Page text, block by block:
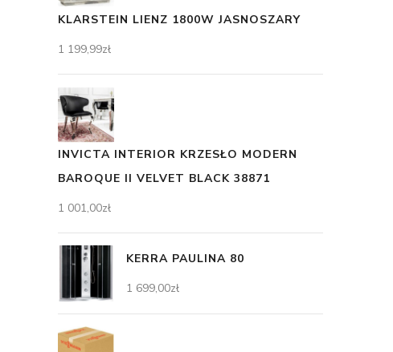
KLARSTEIN LIENZ 1800W JASNOSZARY
1 199,99zł
INVICTA INTERIOR KRZESŁO MODERN
BAROQUE II VELVET BLACK 38871
1 001,00zł
KERRA PAULINA 80
1 699,00zł